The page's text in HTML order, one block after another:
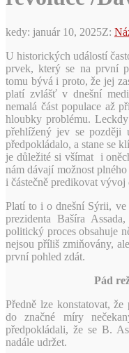
kedy: január 10, 2025Z:
U historických událostí
prvek, který se na první
tomu bývá i proto, že jej
platí zvlášť v dnešní
nemalá část populace až
hloubky problému.
přehlížený jev se později
předpokládalo, a stane se
je důležité si všímat i
nám dávají možnost
i částečně predikovat vývoj
Platí to i o dnešní Sýrii, ve
prezidenta Bašíra
politický proces obsahuje
nejsou příliš zmiňovány,
první pohled zdát.
Pád
Předně lze konstatovat,
do značné míry
předpokládali, že se B.
nadále udržet.